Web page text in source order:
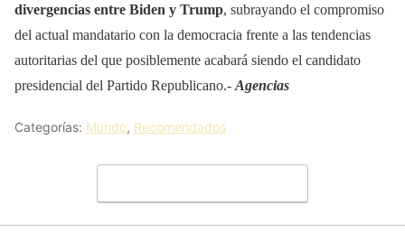
divergencias entre Biden y Trump, subrayando el compromiso
del actual mandatario con la democracia frente a las tendencias
autoritarias del que posiblemente acabará siendo el candidato
presidencial del Partido Republicano.- Agencias
Categorías: Mundo, Recomendados